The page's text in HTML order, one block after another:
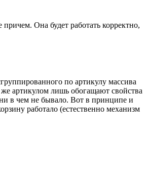
Она будет работать корректно,
по артикулу массива
артикулом лишь обогащают свойства
в чем не бывало. Вот в принципе и
работало (естественно механизм